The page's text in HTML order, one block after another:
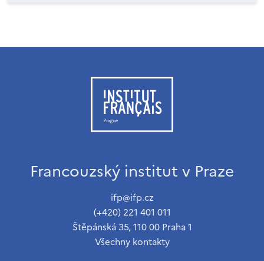
Francouzský institut v Praze
ifp@ifp.cz
(+420) 221 401 011
Štěpánská 35, 110 00 Praha 1
Všechny kontakty